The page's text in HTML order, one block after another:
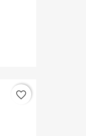
favorite_border